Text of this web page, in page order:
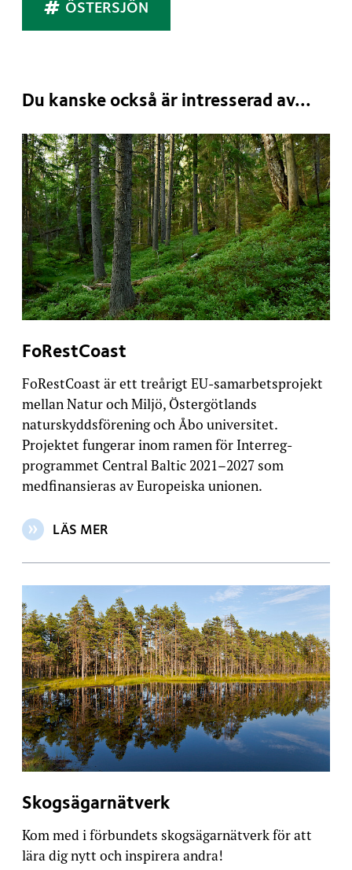
ÖSTERSJÖN
Du kanske också är intresserad av...
FoRestCoast
FoRestCoast är ett treårigt EU-samarbetsprojekt
mellan Natur och Miljö, Östergötlands
naturskyddsförening och Åbo universitet.
Projektet fungerar inom ramen för Interreg-
programmet Central Baltic 2021–2027 som
medfinansieras av Europeiska unionen.
LÄS MER
OM ARTIKELN: FORESTCOAST
Skogsägarnätverk
Kom med i förbundets skogsägarnätverk för att
lära dig nytt och inspirera andra!